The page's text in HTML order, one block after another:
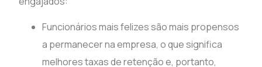
Funcionários mais felizes são mais propensos
a permanecer na empresa, o que significa
melhores taxas de retenção e, portanto,